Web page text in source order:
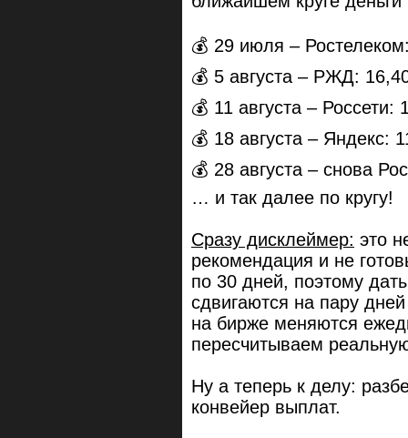
💰 29 июля –
💰 5 августа – РЖД:
💰 11 августа – Россети:
💰 18 августа – Яндекс:
💰 28 августа – снова
… и так далее по кругу!
Сразу дисклеймер: это
рекомендация и не
по 30 дней, поэтому
сдвигаются на пару
на бирже меняются
пересчитываем
Ну а теперь к делу:
конвейер выплат.